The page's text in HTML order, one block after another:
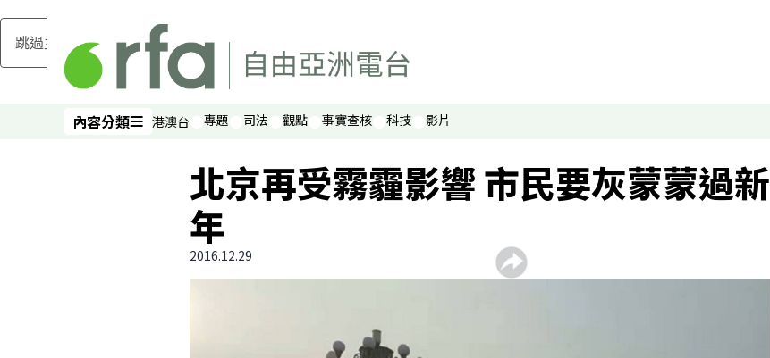
跳過主要內容
內容分類
內容分類 港澳台 專題 司法 觀點 事實查核 科技 影片
北京再受霧霾影響 市民要灰蒙蒙過新
年
2016.12.29